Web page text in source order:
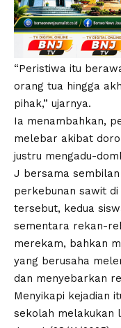
“Peristiwa itu
orang tua hingga
pihak,” ujarnya.
Ia menambahkan,
melebar akibat
justru mengadu-
J bersama
perkebunan sawit di
tersebut, kedua
sementara rekan-
merekam, bahkan
yang berusaha
dan menyebarkan
Menyikapi kejadian
sekolah melakukan